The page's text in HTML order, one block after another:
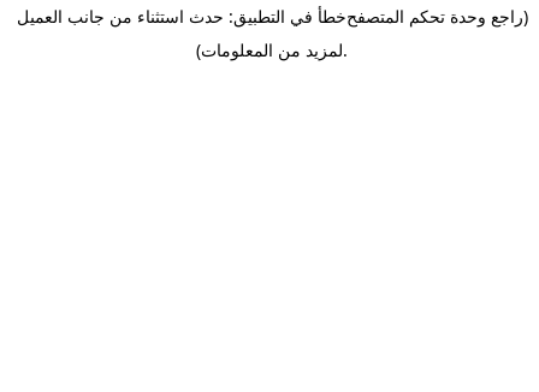
خطأ في التطبيق: حدث استثناء من جانب العميل(راجع وحدة تحكم المتصفح
لمزيد من المعلومات).